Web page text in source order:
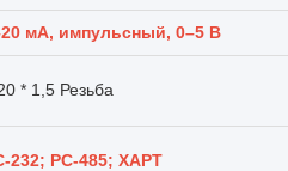
мА, импульсный, 0–5 В
* 1,5 Резьба
232; РС-485; ХАРТ